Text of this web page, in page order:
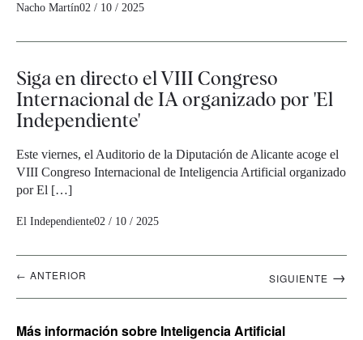
Nacho Martín02 / 10 / 2025
Siga en directo el VIII Congreso
Internacional de IA organizado por 'El
Independiente'
Este viernes, el Auditorio de la Diputación de Alicante acoge el
VIII Congreso Internacional de Inteligencia Artificial organizado
por El […]
El Independiente02 / 10 / 2025
Navegación
artículos
SIGUIENTE →
← ANTERIOR
Más información sobre Inteligencia Artificial